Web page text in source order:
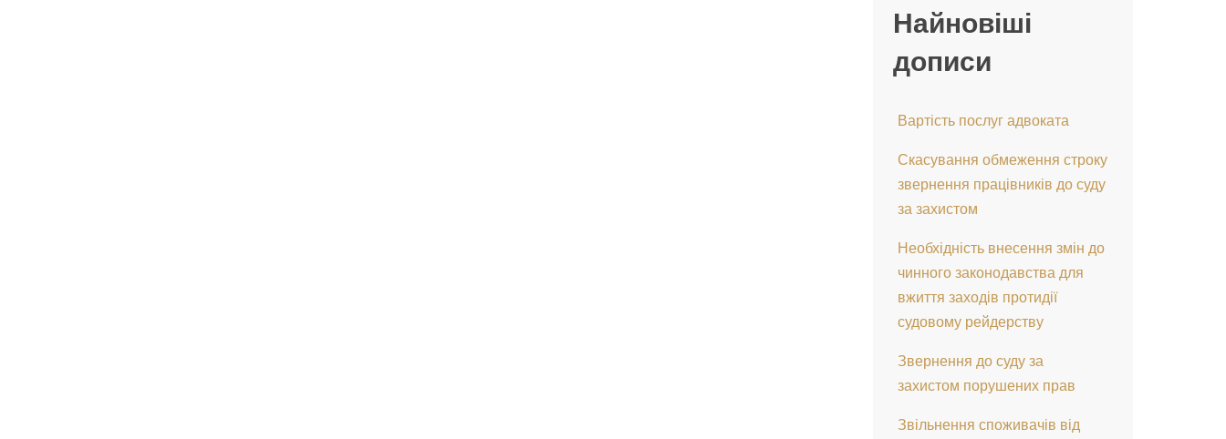
Найновіші
дописи
Вартість послуг адвоката
Скасування обмеження строку
звернення працівників до суду
за захистом
Необхідність внесення змін до
чинного законодавства для
вжиття заходів протидії
судовому рейдерству
Звернення до суду за
захистом порушених прав
Звільнення споживачів від